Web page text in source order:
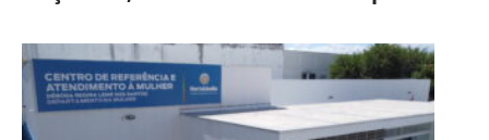
especializado